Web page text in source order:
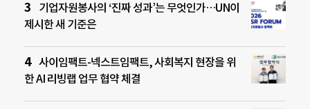
기업자원봉사의 ‘진짜 성과’는 무엇인가…UN이
제시한 새 기준은
사이임팩트-넥스트임팩트, 사회복지 현장을 위
한 AI 리빙랩 업무 협약 체결